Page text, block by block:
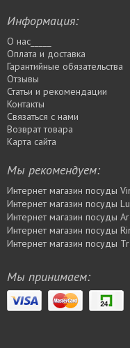
Информация:
О нас_____
Оплата и доставка
Гарантийные обязательства
Отзывы
Статьи и рекомендации
Контакты
Связаться с нами
Возврат товара
Карта сайта
Мы рекомендуем:
Интернет магазин посуды
Интернет магазин посуды
Интернет магазин посуды
Интернет магазин посуды
Интернет магазин посуды
Мы принимаем: